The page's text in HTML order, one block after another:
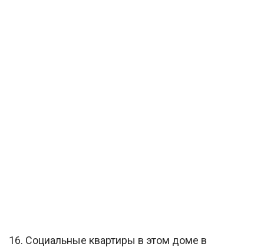
16. Социальные квартиры в этом доме в